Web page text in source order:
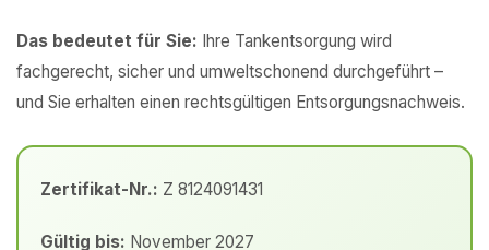
Das bedeutet für Sie: Ihre Tankentsorgung wird
fachgerecht, sicher und umweltschonend durchgeführt –
und Sie erhalten einen rechtsgültigen Entsorgungsnachweis.
Zertifikat-Nr.: Z 8124091431
Gültig bis: November 2027